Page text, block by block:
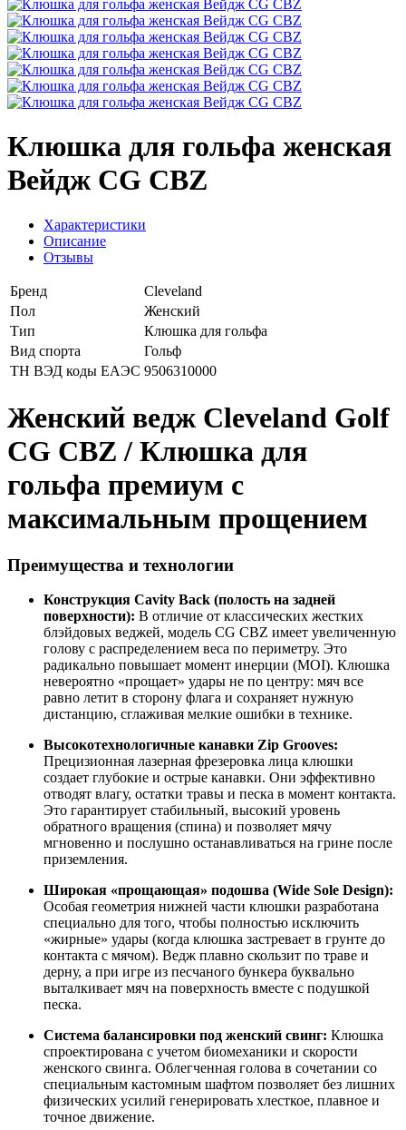
Клюшка для гольфа женская
Вейдж CG CBZ
Характеристики
Описание
Отзывы
Бренд
Cleveland
Пол
Женский
Тип
Клюшка для гольфа
Вид спорта
Гольф
ТН ВЭД коды ЕАЭС 9506310000
Женский ведж Cleveland Golf
CG CBZ / Клюшка для
гольфа премиум с
максимальным прощением
Преимущества и технологии
Конструкция Cavity Back (полость на задней
поверхности): В отличие от классических жестких
блэйдовых веджей, модель CG CBZ имеет увеличенную
голову с распределением веса по периметру. Это
радикально повышает момент инерции (MOI). Клюшка
невероятно «прощает» удары не по центру: мяч все
равно летит в сторону флага и сохраняет нужную
дистанцию, сглаживая мелкие ошибки в технике.
Высокотехнологичные канавки Zip Grooves:
Прецизионная лазерная фрезеровка лица клюшки
создает глубокие и острые канавки. Они эффективно
отводят влагу, остатки травы и песка в момент контакта.
Это гарантирует стабильный, высокий уровень
обратного вращения (спина) и позволяет мячу
мгновенно и послушно останавливаться на грине после
приземления.
Широкая «прощающая» подошва (Wide Sole Design):
Особая геометрия нижней части клюшки разработана
специально для того, чтобы полностью исключить
«жирные» удары (когда клюшка застревает в грунте до
контакта с мячом). Ведж плавно скользит по траве и
дерну, а при игре из песчаного бункера буквально
выталкивает мяч на поверхность вместе с подушкой
песка.
Система балансировки под женский свинг: Клюшка
спроектирована с учетом биомеханики и скорости
женского свинга. Облегченная голова в сочетании со
специальным кастомным шафтом позволяет без лишних
физических усилий генерировать хлесткое, плавное и
точное движение.